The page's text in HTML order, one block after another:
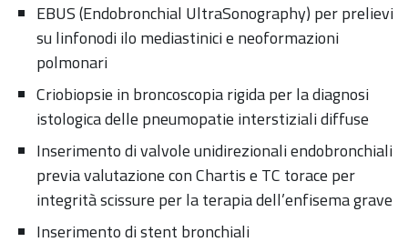
EBUS (Endobronchial UltraSonography) per prelievi
su linfonodi ilo mediastinici e neoformazioni
polmonari
Criobiopsie in broncoscopia rigida per la diagnosi
istologica delle pneumopatie interstiziali diffuse
Inserimento di valvole unidirezionali endobronchiali
previa valutazione con Chartis e TC torace per
integrità scissure per la terapia dell’enfisema grave
Inserimento di stent bronchiali